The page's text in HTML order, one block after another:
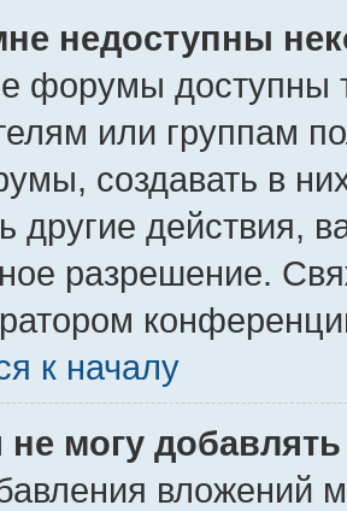
недоступны
форумы доступны
или группам
создавать в
другие действия,
разрешение.
к началу
не могу
вложений